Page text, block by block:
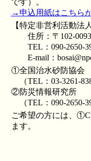
です）。
→申込用紙はこちら
【特定非営利活動
住所：〒102-
TEL：090-2650-
E-mail：
①全国治水砂防協会
（TEL：03-3261-
②防災情報研究所
（TEL：090-2650-
ご希望の方には、
ます。